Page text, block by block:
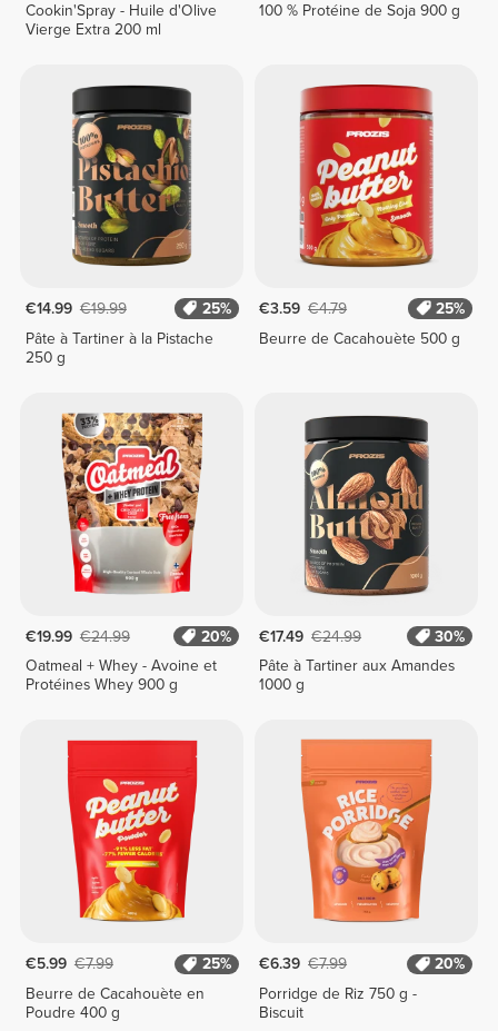
Cookin'Spray - Huile d'Olive
Vierge Extra 200 ml
100 % Protéine de Soja 900 g
€14.99 €19.99
25%
Pâte à Tartiner à la Pistache
250 g
€3.59 €4.79
25%
Beurre de Cacahouète 500 g
€19.99 €24.99
20%
Oatmeal + Whey - Avoine et
Protéines Whey 900 g
€17.49 €24.99
30%
Pâte à Tartiner aux Amandes
1000 g
€5.99 €7.99
25%
Beurre de Cacahouète en
Poudre 400 g
€6.39 €7.99
20%
Porridge de Riz 750 g -
Biscuit